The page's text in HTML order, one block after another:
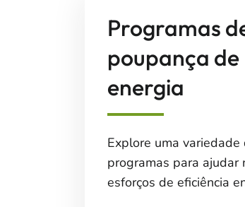
Programas
poupança de
energia
Explore uma variedade
programas para ajudar
esforços de eficiência